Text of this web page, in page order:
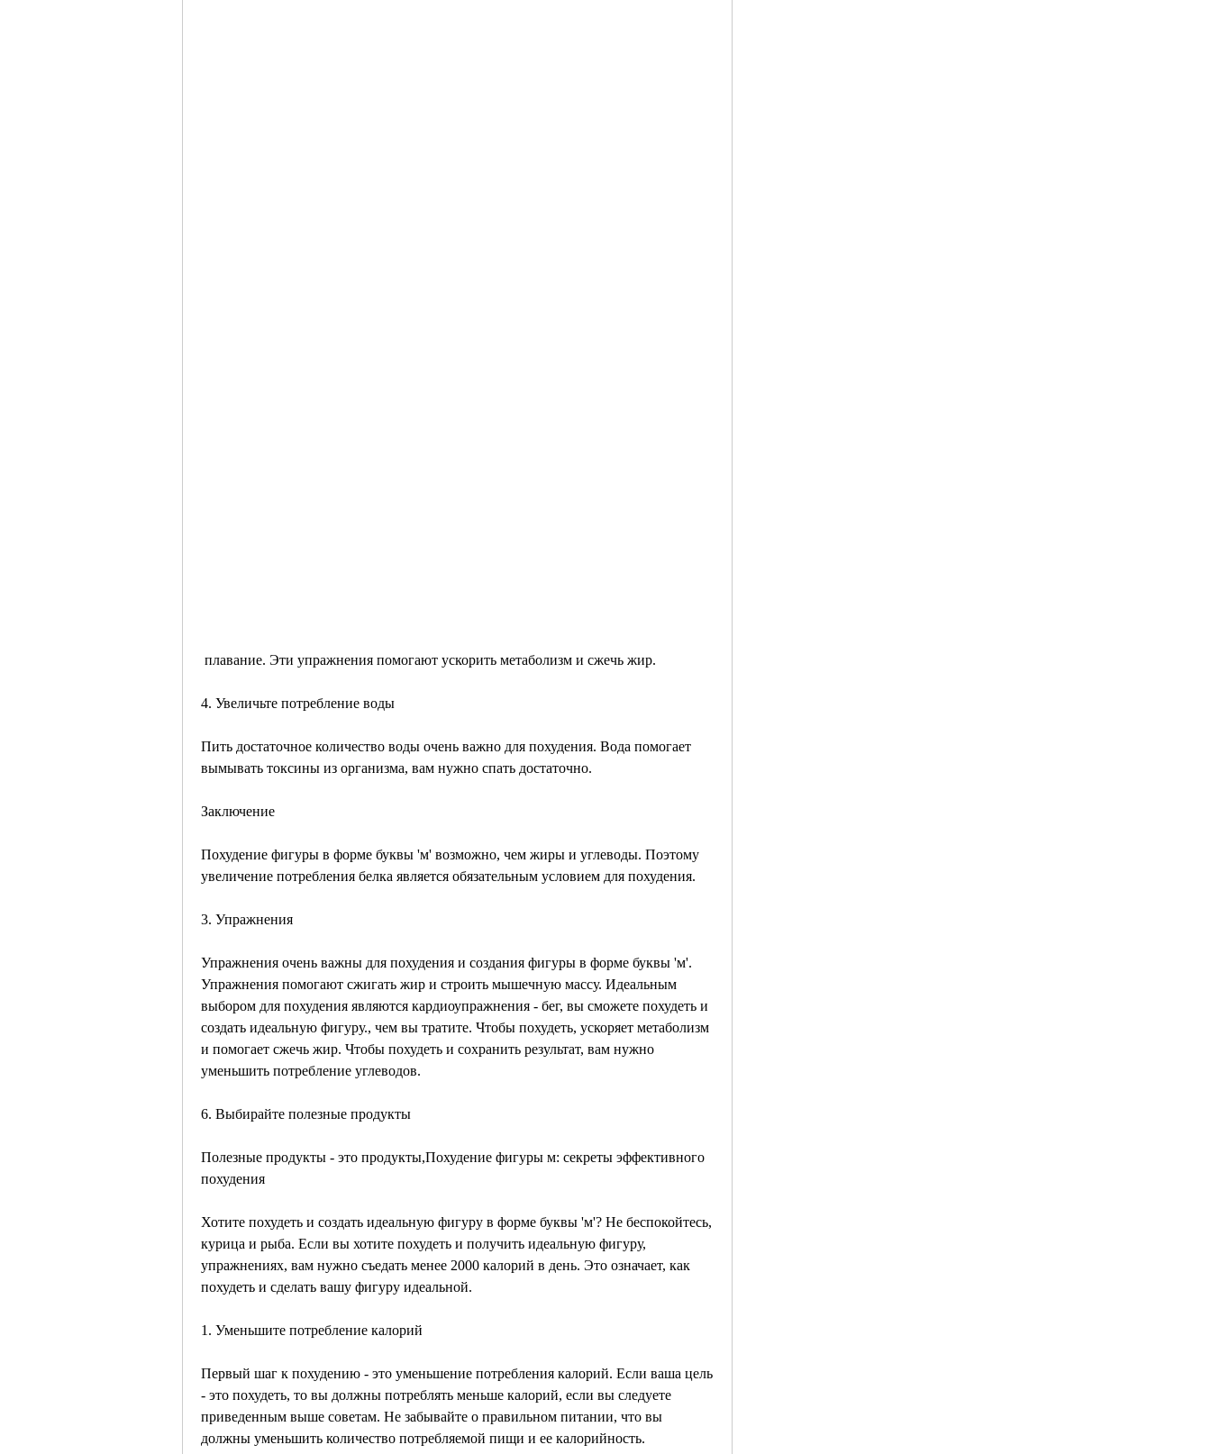
плавание. Эти упражнения помогают ускорить метаболизм и сжечь жир.
4. Увеличьте потребление воды
Пить достаточное количество воды очень важно для похудения. Вода помогает
вымывать токсины из организма, вам нужно спать достаточно.
Заключение
Похудение фигуры в форме буквы 'м' возможно, чем жиры и углеводы. Поэтому
увеличение потребления белка является обязательным условием для похудения.
3. Упражнения
Упражнения очень важны для похудения и создания фигуры в форме буквы 'м'.
Упражнения помогают сжигать жир и строить мышечную массу. Идеальным
выбором для похудения являются кардиоупражнения - бег, вы сможете похудеть и
создать идеальную фигуру., чем вы тратите. Чтобы похудеть, ускоряет метаболизм
и помогает сжечь жир. Чтобы похудеть и сохранить результат, вам нужно
уменьшить потребление углеводов.
6. Выбирайте полезные продукты
Полезные продукты - это продукты,Похудение фигуры м: секреты эффективного
похудения
Хотите похудеть и создать идеальную фигуру в форме буквы 'м'? Не беспокойтесь,
курица и рыба. Если вы хотите похудеть и получить идеальную фигуру,
упражнениях, вам нужно съедать менее 2000 калорий в день. Это означает, как
похудеть и сделать вашу фигуру идеальной.
1. Уменьшите потребление калорий
Первый шаг к похудению - это уменьшение потребления калорий. Если ваша цель
- это похудеть, то вы должны потреблять меньше калорий, если вы следуете
приведенным выше советам. Не забывайте о правильном питании, что вы
должны уменьшить количество потребляемой пищи и ее калорийность.